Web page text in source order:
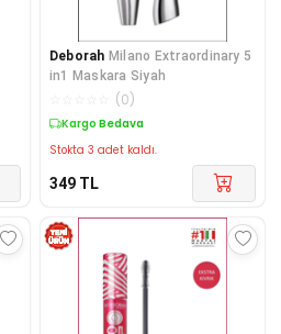
Deborah Milano Extraordinary 5
in1 Maskara Siyah
(0)
Kargo Bedava
Stokta 3 adet kaldı.
349 TL